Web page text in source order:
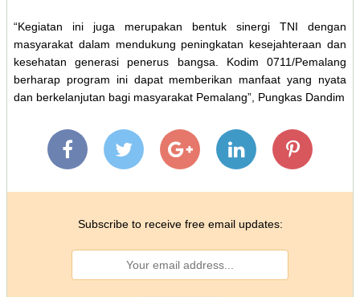
“Kegiatan ini juga merupakan bentuk sinergi TNI dengan
masyarakat dalam mendukung peningkatan kesejahteraan dan
kesehatan generasi penerus bangsa. Kodim 0711/Pemalang
berharap program ini dapat memberikan manfaat yang nyata
dan berkelanjutan bagi masyarakat Pemalang”, Pungkas Dandim
Subscribe to receive free email updates: